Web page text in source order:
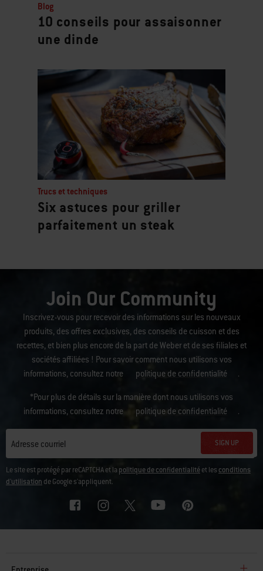
Blog
10 conseils pour assaisonner
une dinde
Trucs et techniques
Six astuces pour griller
parfaitement un steak
Join Our Community
Inscrivez-vous pour recevoir des informations sur les nouveaux
produits, des offres exclusives, des conseils de cuisson et des
recettes, et bien plus encore de la part de Weber et de ses filiales et
sociétés affiliées ! Pour savoir comment nous utilisons vos
informations, consultez notre
politique de confidentialité .
*Pour plus de détails sur la manière dont nous utilisons vos
informations, consultez notre
politique de confidentialité .
Adresse courriel SIGN UP
Le site est protégé par reCAPTCHA et la politique de confidentialitéet les conditions
d'utilisation de Google s'appliquent.